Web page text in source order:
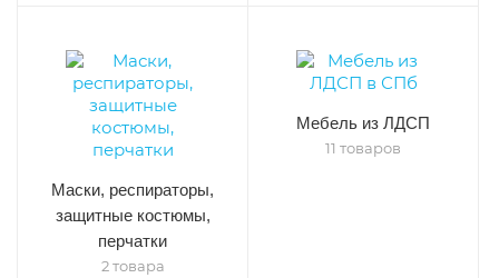
Маски, респираторы,
защитные костюмы,
перчатки
2 товара
Мебель из ЛДСП
11 товаров